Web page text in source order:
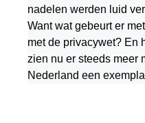
nadelen werden luid
Want wat gebeurt er
met de privacywet? En
zien nu er steeds meer
Nederland een